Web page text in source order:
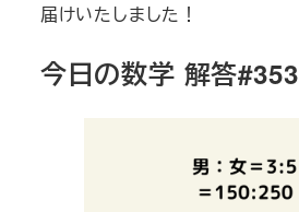
届けいたしました！
今日の数学 解答#353